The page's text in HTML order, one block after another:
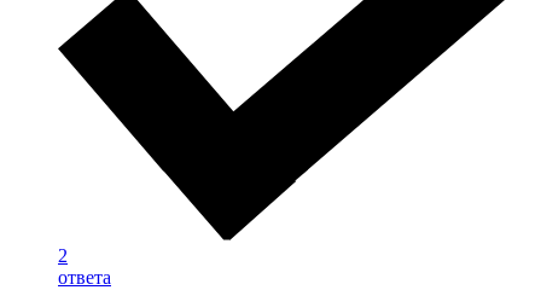
2
ответа